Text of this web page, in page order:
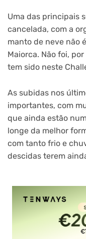
Uma das principais
cancelada, com a
manto de neve não
Maiorca. Não foi,
tem sido neste
As subidas nos
importantes, com
que ainda estão
longe da melhor
com tanto frio e
descidas terem